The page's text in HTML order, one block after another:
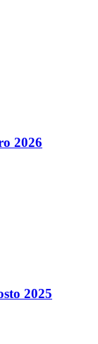
2026
2025